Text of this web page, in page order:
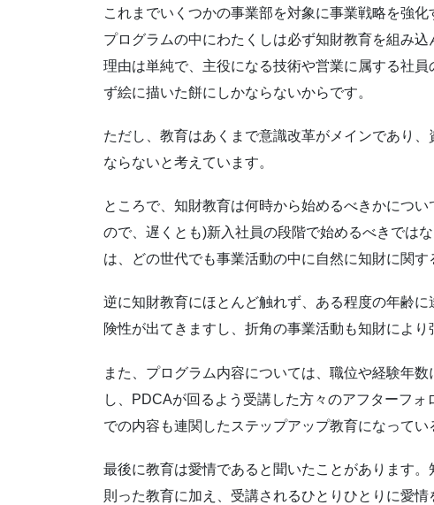
これまでいくつかの事業部を対象に事業戦略を強
プログラムの中にわたくしは必ず知財教育を組み込
理由は単純で、主役になる技術や営業に属する社
ず絵に描いた餅にしかならないからです。
ただし、教育はあくまで意識改革がメインであり
ならないと考えています。
ところで、知財教育は何時から始めるべきかにつ
ので、遅くとも)新入社員の段階で始めるべきでは
は、どの世代でも事業活動の中に自然に知財に関す
逆に知財教育にほとんど触れず、ある程度の年齢
険性が出てきますし、折角の事業活動も知財によ
また、プログラム内容については、職位や経験年
し、PDCAが回るよう受講した方々のアフターフ
での内容も連関したステップアップ教育になってい
最後に教育は愛情であると聞いたことがあります
則った教育に加え、受講されるひとりひとりに愛